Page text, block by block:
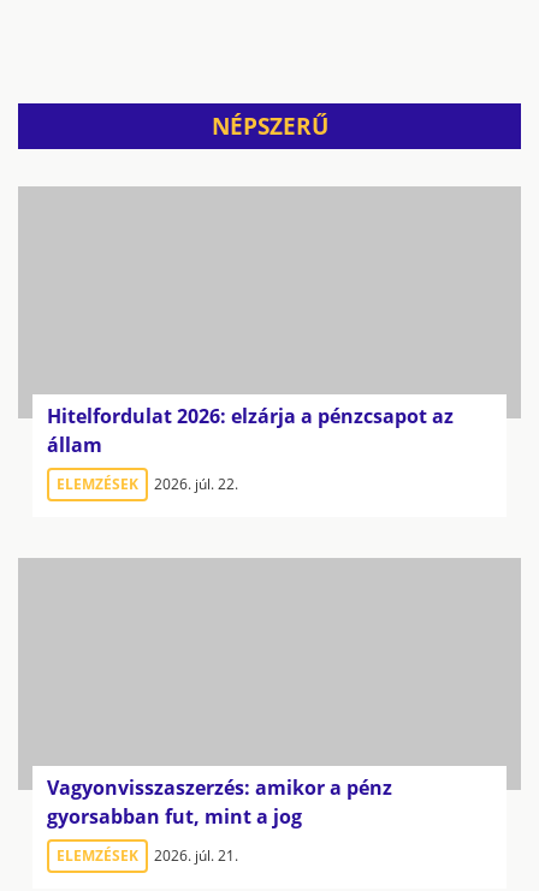
NÉPSZERŰ
Hitelfordulat 2026: elzárja a pénzcsapot az
állam
ELEMZÉSEK 2026. júl. 22.
Vagyonvisszaszerzés: amikor a pénz
gyorsabban fut, mint a jog
ELEMZÉSEK 2026. júl. 21.